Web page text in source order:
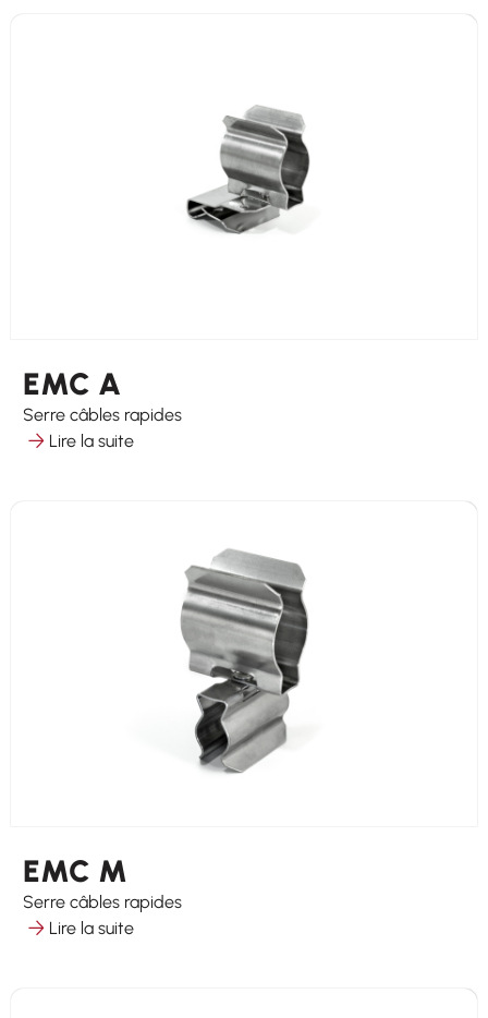
EMC A
Serre câbles rapides
Lire la suite
EMC M
Serre câbles rapides
Lire la suite